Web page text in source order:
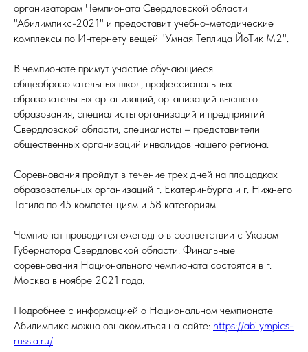
организаторам Чемпионата Свердловской области
"Абилимпикс-2021" и предоставит учебно-методические
комплексы по Интернету вещей "Умная Теплица ЙоТик М2".
В чемпионате примут участие обучающиеся
общеобразовательных школ, профессиональных
образовательных организаций, организаций высшего
образования, специалисты организаций и предприятий
Свердловской области, специалисты – представители
общественных организаций инвалидов нашего региона.
Соревнования пройдут в течение трех дней на площадках
образовательных организаций г. Екатеринбурга и г. Нижнего
Тагила по 45 компетенциям и 58 категориям.
Чемпионат проводится ежегодно в соответствии с Указом
Губернатора Свердловской области. Финальные
соревнования Национального чемпионата состоятся в г.
Москва в ноябре 2021 года.
Подробнее с информацией о Национальном чемпионате
Абилимпикс можно ознакомиться на сайте: https://abilympics-
russia.ru/.